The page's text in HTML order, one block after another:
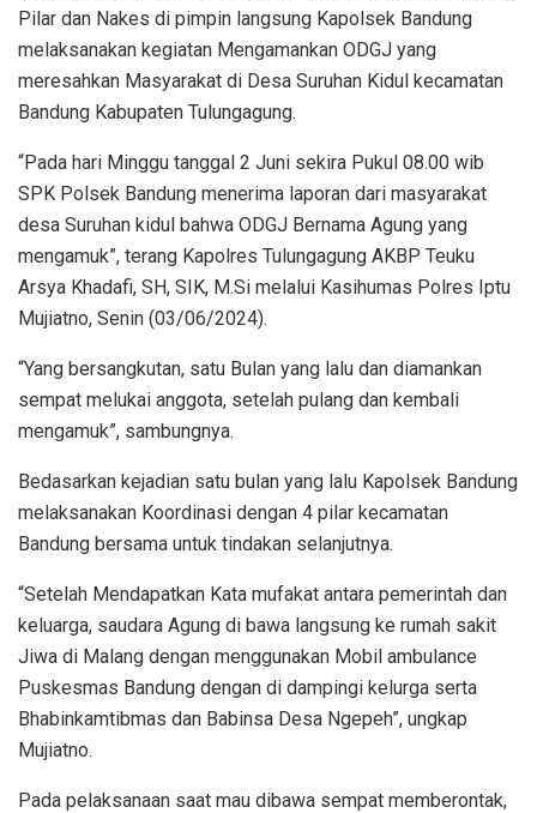
Pilar dan Nakes di pimpin langsung Kapolsek Bandung
melaksanakan kegiatan Mengamankan ODGJ yang
meresahkan Masyarakat di Desa Suruhan Kidul kecamatan
Bandung Kabupaten Tulungagung.
“Pada hari Minggu tanggal 2 Juni sekira Pukul 08.00 wib
SPK Polsek Bandung menerima laporan dari masyarakat
desa Suruhan kidul bahwa ODGJ Bernama Agung yang
mengamuk”, terang Kapolres Tulungagung AKBP Teuku
Arsya Khadafi, SH, SIK, M.Si melalui Kasihumas Polres Iptu
Mujiatno, Senin (03/06/2024).
“Yang bersangkutan, satu Bulan yang lalu dan diamankan
sempat melukai anggota, setelah pulang dan kembali
mengamuk”, sambungnya.
Bedasarkan kejadian satu bulan yang lalu Kapolsek Bandung
melaksanakan Koordinasi dengan 4 pilar kecamatan
Bandung bersama untuk tindakan selanjutnya.
“Setelah Mendapatkan Kata mufakat antara pemerintah dan
keluarga, saudara Agung di bawa langsung ke rumah sakit
Jiwa di Malang dengan menggunakan Mobil ambulance
Puskesmas Bandung dengan di dampingi kelurga serta
Bhabinkamtibmas dan Babinsa Desa Ngepeh”, ungkap
Mujiatno.
Pada pelaksanaan saat mau dibawa sempat memberontak,